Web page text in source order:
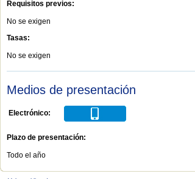
Requisitos previos:
No se exigen
Tasas:
No se exigen
Medios de presentación
Electrónico:
Plazo de presentación:
Todo el año